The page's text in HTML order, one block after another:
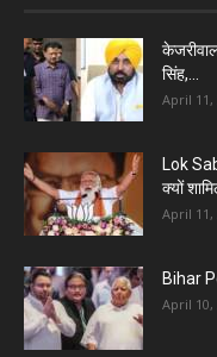
सिंह,...
April 11,
Lok
क्यों
April 11,
Bihar
April 10,